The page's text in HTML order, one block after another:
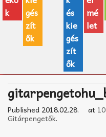
GITÁR MÁRKÁK
TOP100 nóta
Zeneiskolák
Zeneszerzés alapjai
k
gés
zít
ők
és
kie
gés
zít
ők
mé
let
Published 2018.02.28. at
Gitárpengetők.